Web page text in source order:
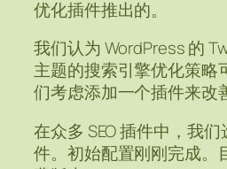
优化插件推出的。
我们认为 WordPress 的
主题的搜索引擎优化策略
们考虑添加一个插件来改
在众多 SEO 插件中，我们
件。初始配置刚刚完成。